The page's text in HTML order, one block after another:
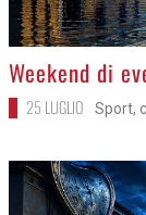
>
Weekend di
25 LUGLIO Sport,